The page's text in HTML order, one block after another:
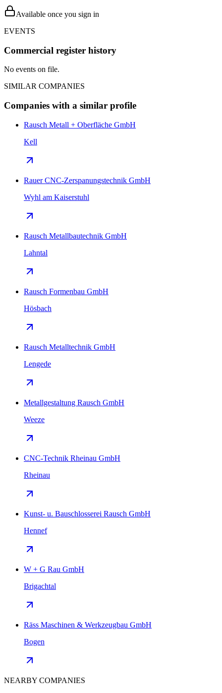
Available once you sign in
EVENTS
Commercial register history
No events on file.
SIMILAR COMPANIES
Companies with a similar profile
Rausch Metall + Oberfläche GmbH
Kell
Rauer CNC-Zerspanungstechnik GmbH
Wyhl am Kaiserstuhl
Rausch Metallbautechnik GmbH
Lahntal
Rausch Formenbau GmbH
Hösbach
Rausch Metalltechnik GmbH
Lengede
Metallgestaltung Rausch GmbH
Weeze
CNC-Technik Rheinau GmbH
Rheinau
Kunst- u. Bauschlosserei Rausch GmbH
Hennef
W + G Rau GmbH
Brigachtal
Räss Maschinen & Werkzeugbau GmbH
Bogen
NEARBY COMPANIES